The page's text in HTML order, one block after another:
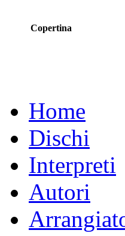
Copertina
Home
Dischi
Interpreti
Autori